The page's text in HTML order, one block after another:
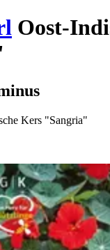
Oost-
Kers "Sangria"